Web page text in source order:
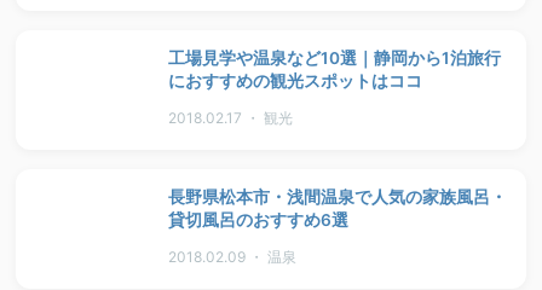
工場見学や温泉など10選｜静岡から1泊旅行
におすすめの観光スポットはココ
2018.02.17 ・ 観光
長野県松本市・浅間温泉で人気の家族風呂・
貸切風呂のおすすめ6選
2018.02.09 ・ 温泉